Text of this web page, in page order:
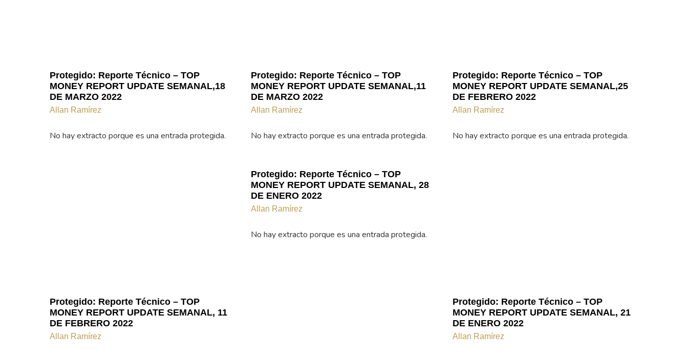
Protegido: Reporte Técnico – TOP
MONEY REPORT UPDATE SEMANAL,18
DE MARZO 2022
Allan Ramírez
No hay extracto porque es una entrada protegida.
Protegido: Reporte Técnico – TOP
MONEY REPORT UPDATE SEMANAL,11
DE MARZO 2022
Allan Ramírez
No hay extracto porque es una entrada protegida.
Protegido: Reporte Técnico – TOP
MONEY REPORT UPDATE SEMANAL,25
DE FEBRERO 2022
Allan Ramírez
No hay extracto porque es una entrada protegida.
Protegido: Reporte Técnico – TOP
MONEY REPORT UPDATE SEMANAL, 11
DE FEBRERO 2022
Allan Ramírez
Protegido: Reporte Técnico – TOP
MONEY REPORT UPDATE SEMANAL, 28
DE ENERO 2022
Allan Ramírez
No hay extracto porque es una entrada protegida.
Protegido: Reporte Técnico – TOP
MONEY REPORT UPDATE SEMANAL, 21
DE ENERO 2022
Allan Ramírez